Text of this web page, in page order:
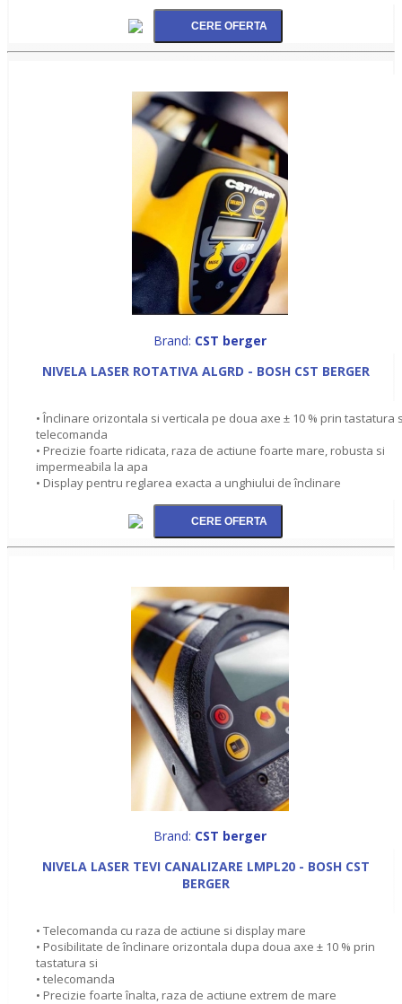
Brand: CST berger
NIVELA LASER ROTATIVA ALGRD - BOSH CST BERGER
• Înclinare orizontala si verticala pe doua axe ± 10 % prin tastatura
telecomanda
• Precizie foarte ridicata, raza de actiune foarte mare, robusta si
impermeabila la apa
• Display pentru reglarea exacta a unghiului de înclinare
Brand: CST berger
NIVELA LASER TEVI CANALIZARE LMPL20 - BOSH CST
BERGER
• Telecomanda cu raza de actiune si display mare
• Posibilitate de înclinare orizontala dupa doua axe ± 10 % prin
tastatura si
• telecomanda
• Precizie foarte înalta, raza de actiune extrem de mare